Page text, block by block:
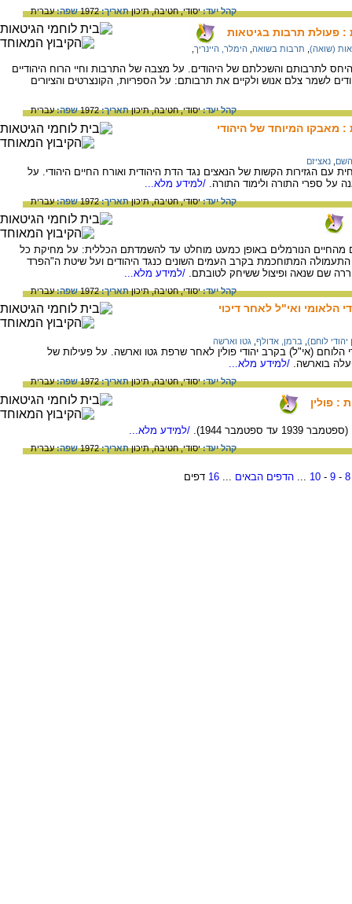
קהל יעד:יסודי,חטיבה,תיכוןתאריך:1972 שפה:עברית
: פעולת תרבות בגיטאות
(שואה) תרבות בשואה הימלר, היינריך
לתרבותם והשכלתם של היהודים. על מצבה של התרבות וחיי הרוח היהודיים
לשמר צלם אנוש ולקיים את תרבותם: על הספריות, הקונצרטים והציורים
קהל יעד:יסודי,חטיבה,תיכוןתאריך:1972 שפה:עברית
מאבקו המיוחד של היהודי
השם נאציזם
עם הגזירות הקשות של הנאצים נגד הדת היהודית ואורח החיים היהודי. על
על ספרי התורה ולימוד התורה. /למידע מלא...
קהל יעד:יסודי,חטיבה,תיכוןתאריך:1972 שפה:עברית
מהחיים הנורמלים באופן כמעט מוחלט עד להשמדתם הכללית: על מחיקת כל
המתוחכמת בקרב העמים השונים כנגד היהודים ועל שיטת ה"הפרד
שם שנאה ופיצול ששיחק לטובתם. /למידע מלא...
קהל יעד:יסודי,חטיבה,תיכוןתאריך:1972 שפה:עברית
הלאומי ואי"ל לאחר דיכוי
יהודי לוחם) ברמן, אדולף גטו וארשה
הלוחם (אי"ל) בקרב יהודי פולין לאחר שרפת גטו וארשה. על פעילות של
בוארשה. /למידע מלא...
קהל יעד:יסודי,חטיבה,תיכוןתאריך:1972 שפה:עברית
: פולין
ספטמבר 1944). /למידע מלא...
קהל יעד:יסודי,חטיבה,תיכוןתאריך:1972 שפה:עברית
8
-
9
-
10
...הדפים הבאים ...
16 דפים